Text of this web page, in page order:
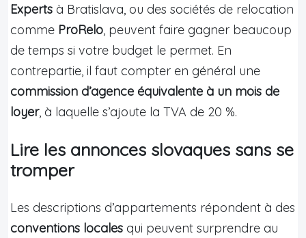
Experts à Bratislava, ou des sociétés de relocation
comme ProRelo, peuvent faire gagner beaucoup
de temps si votre budget le permet. En
contrepartie, il faut compter en général une
commission d’agence équivalente à un mois de
loyer, à laquelle s’ajoute la TVA de 20 %.
Lire les annonces slovaques sans se
tromper
Les descriptions d’appartements répondent à des
conventions locales qui peuvent surprendre au